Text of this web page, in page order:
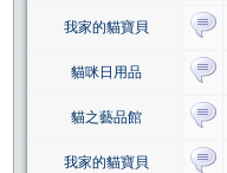
我家的貓寶貝
貓咪日用品
貓之藝品館
我家的貓寶貝